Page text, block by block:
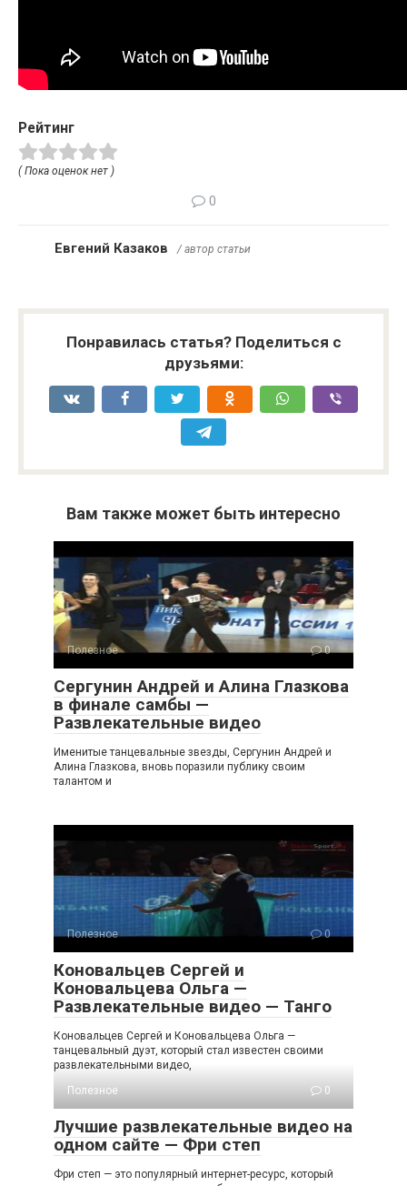
Рейтинг
( Пока оценок нет )
0
Евгений Казаков / автор статьи
Понравилась статья? Поделиться с
друзьями:
Вам также может быть интересно
Полезное 0
Сергунин Андрей и Алина Глазкова
в финале самбы —
Развлекательные видео
Именитые танцевальные звезды, Сергунин Андрей и
Алина Глазкова, вновь поразили публику своим
талантом и
Полезное 0
Коновальцев Сергей и
Коновальцева Ольга —
Развлекательные видео — Танго
Коновальцев Сергей и Коновальцева Ольга —
танцевальный дуэт, который стал известен своими
развлекательными видео,
Полезное
0
Лучшие развлекательные видео на
одном сайте — Фри степ
Фри степ — это популярный интернет-ресурс, который